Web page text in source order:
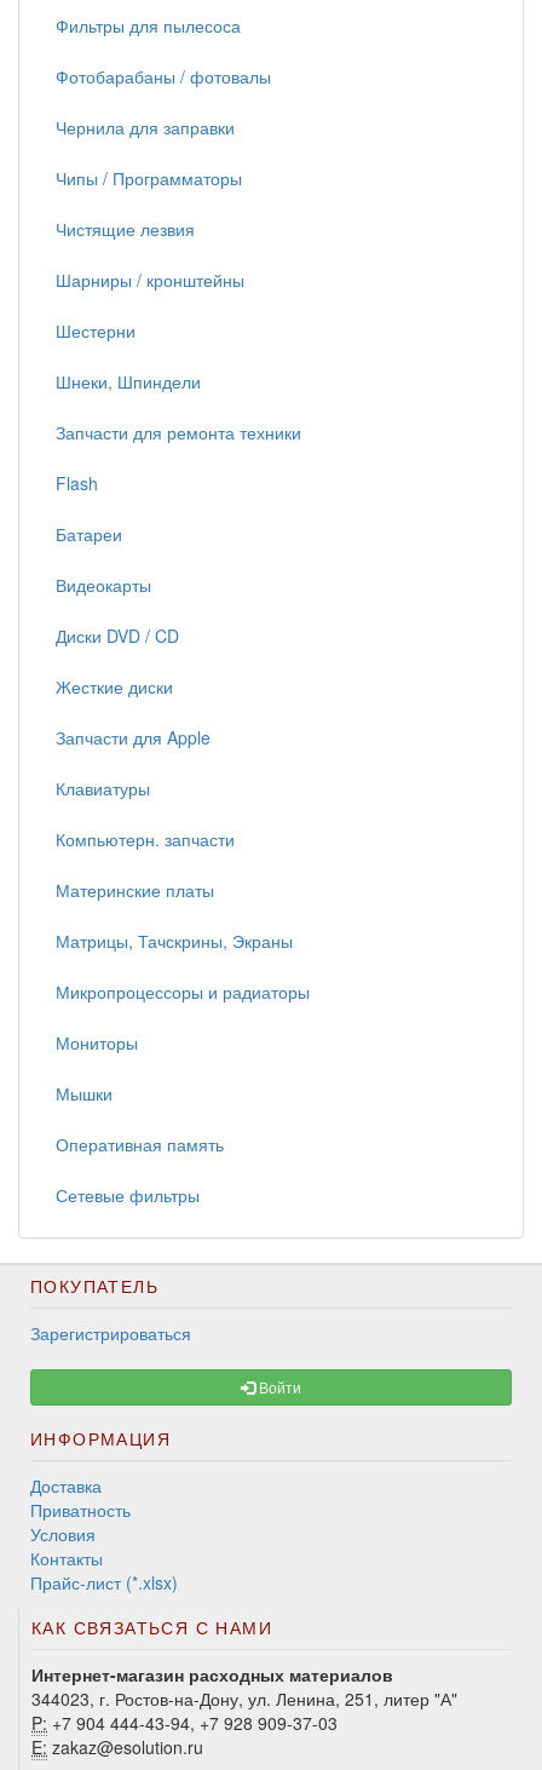
Фильтры для пылесоса
Фотобарабаны / фотовалы
Чернила для заправки
Чипы / Программаторы
Чистящие лезвия
Шарниры / кронштейны
Шестерни
Шнеки, Шпиндели
Запчасти для ремонта техники
Flash
Батареи
Видеокарты
Диски DVD / CD
Жесткие диски
Запчасти для Apple
Клавиатуры
Компьютерн. запчасти
Материнские платы
Матрицы, Тачскрины, Экраны
Микропроцессоры и радиаторы
Мониторы
Мышки
Оперативная память
Сетевые фильтры
ПОКУПАТЕЛЬ
Зарегистрироваться
Войти
ИНФОРМАЦИЯ
Доставка
Приватность
Условия
Контакты
Прайс-лист (*.xlsx)
КАК СВЯЗАТЬСЯ С НАМИ
Интернет-магазин расходных материалов
344023, г. Ростов-на-Дону, ул. Ленина, 251, литер "А"
P: +7 904 444-43-94, +7 928 909-37-03
E: zakaz@esolution.ru